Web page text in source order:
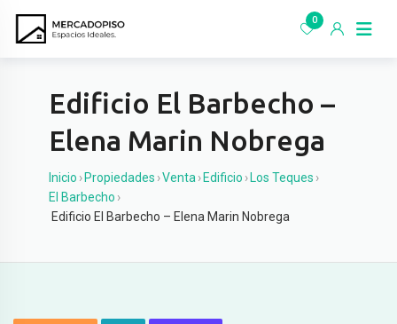
0
Edificio El Barbecho –
Elena Marin Nobrega
Inicio › Propiedades ›Venta › Edificio › Los Teques ›
El Barbecho ›
Edificio El Barbecho – Elena Marin Nobrega